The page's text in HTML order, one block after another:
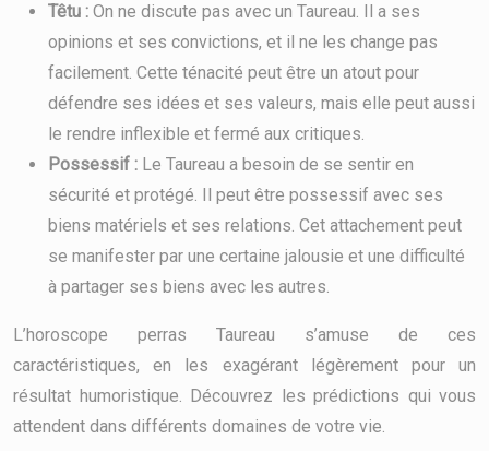
Têtu : On ne discute pas avec un Taureau. Il a ses
opinions et ses convictions, et il ne les change pas
facilement. Cette ténacité peut être un atout pour
défendre ses idées et ses valeurs, mais elle peut aussi
le rendre inflexible et fermé aux critiques.
Possessif : Le Taureau a besoin de se sentir en
sécurité et protégé. Il peut être possessif avec ses
biens matériels et ses relations. Cet attachement peut
se manifester par une certaine jalousie et une difficulté
à partager ses biens avec les autres.
L’horoscope perras Taureau s’amuse de ces
caractéristiques, en les exagérant légèrement pour un
résultat humoristique. Découvrez les prédictions qui vous
attendent dans différents domaines de votre vie.